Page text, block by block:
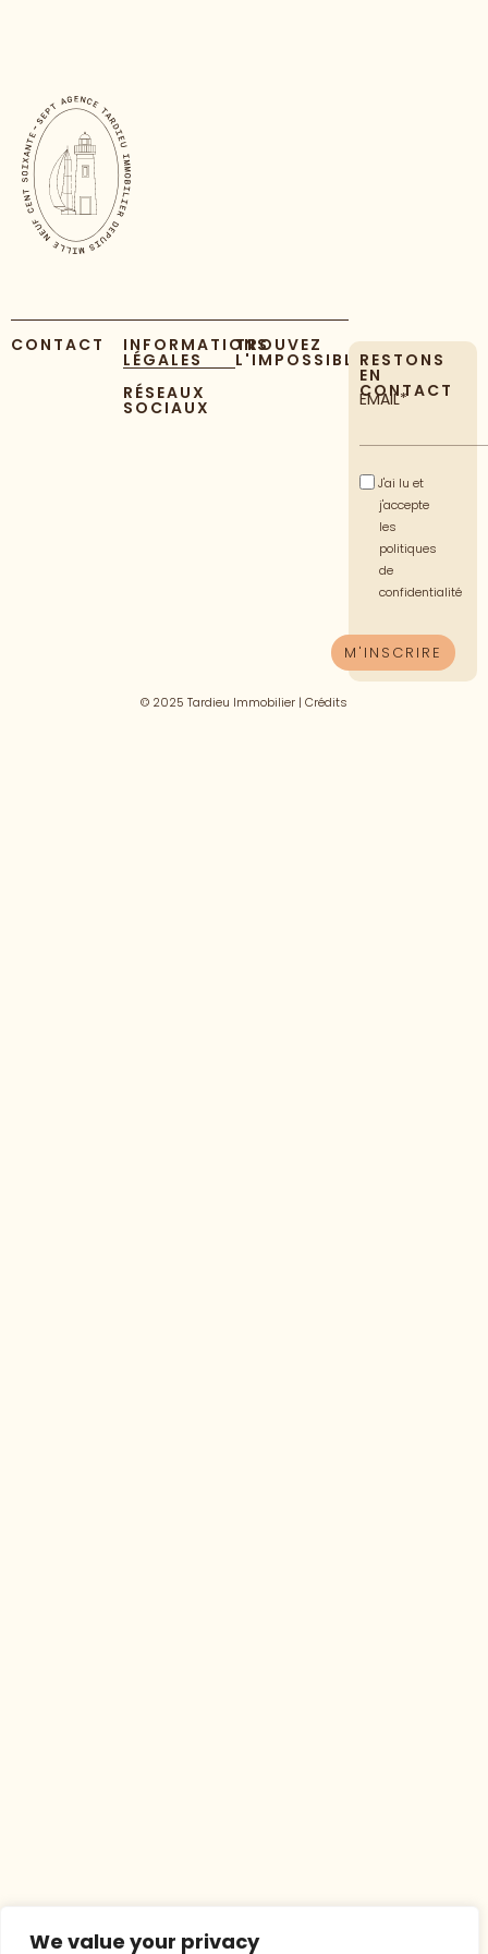
We value your privacy
CONTACT INFORMATIONS
LÉGALES
RÉSEAUX
SOCIAUX
TROUVEZ
L'IMPOSSIBLERESTONS
EN
CONTACT
EMAIL*
J'ai lu et
j'accepte
les
politiques
de
confidentialité
© 2025 Tardieu Immobilier | Crédits